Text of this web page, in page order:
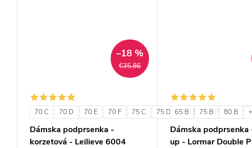
€35,86
–18 %
70 C 70 D 70 E 70 F 75 C 75 D 75 E 75 F 80 C
Dámska podprsenka -
korzetová - Leilieve 6004
65 B 75 B 80 B
Dámska podprsenka
up - Lormar Double